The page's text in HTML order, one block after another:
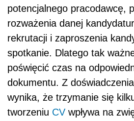
potencjalnego pracodawcę,
rozważenia danej
rekrutacji i zaproszenia
spotkanie. Dlatego tak
poświęcić czas na
dokumentu. Z
wynika, że trzymanie się
tworzeniu CV wpływa na